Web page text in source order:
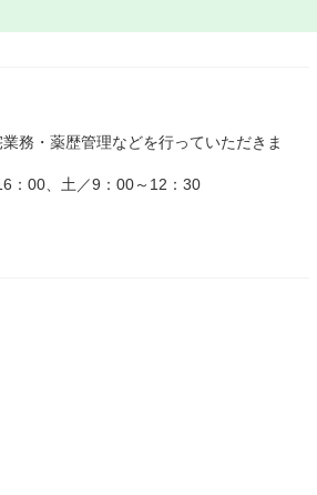
務・薬歴管理などを行っていただきま
：00、土／9：00～12：30